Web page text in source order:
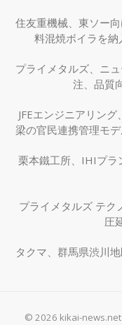
住友重機械、東ソー
料混焼ボイラを
プライメタルズ、ニ
注、品質
JFEエンジニアリン
梁の官民連携管理モ
栗本鐵工所、IHIプラ
プライメタルズ テク
圧
タクマ、群馬県渋川
© 2026 kikai-news.net